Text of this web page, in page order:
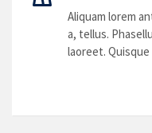
Aliquam lorem
a, tellus.
laoreet.